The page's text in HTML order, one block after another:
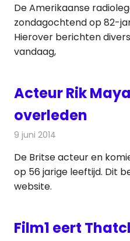
De Amerikaanse
zondagochtend op 82-
Hierover berichten
vandaag,
Acteur Rik
overleden
9 juni 2014
De Britse acteur en
op 56 jarige leeftijd. Dit
website.
Film1 eert